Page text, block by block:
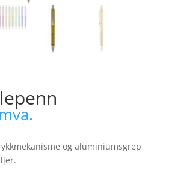
og aluminiumsgrep